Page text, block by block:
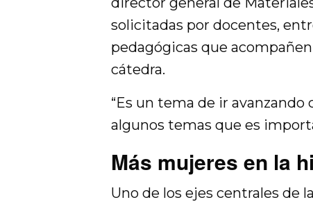
solicitadas por docentes,
pedagógicas que
cátedra.
“Es un tema de ir
algunos temas que es
Más mujeres en la
Uno de los ejes centrales de